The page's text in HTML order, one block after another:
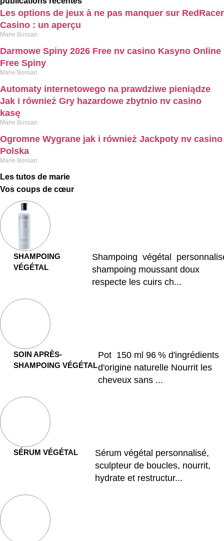
Les options de jeux à ne pas manquer sur RedRacer
Casino : un aperçu
Marie Bossan
Darmowe Spiny 2026 Free nv casino Kasyno Online
Free Spiny
Marie Bossan
Automaty internetowego na prawdziwe pieniądze
Jak i również Gry hazardowe zbytnio nv casino
kasę
Marie Bossan
Ogromne Wygrane jak i również Jackpoty nv casino
Polska
Marie Bossan
Les tutos de marie
Vos coups de cœur
SHAMPOING
VÉGÉTAL
Shampoing végétal
shampoing moussant doux
respecte les cuirs ch...
SOIN APRÈS-
SHAMPOING VÉGÉTAL
Pot 150 ml 96 % d'ingrédients
d'origine naturelle Nourrit les
cheveux sans ...
SÉRUM VÉGÉTAL
Sérum végétal personnalisé,
sculpteur de boucles, nourrit,
hydrate et restructur...